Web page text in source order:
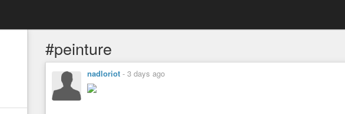
#peinture
nadloriot - 3 days ago